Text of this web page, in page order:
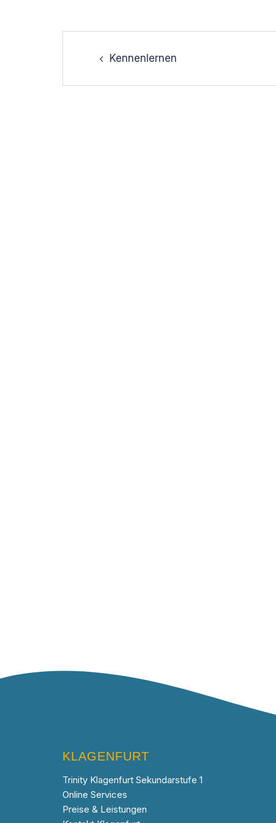
navigationKennenlernen
KLAGENFURT
Trinity Klagenfurt Sekundarstufe 1
Online Services
Preise & Leistungen